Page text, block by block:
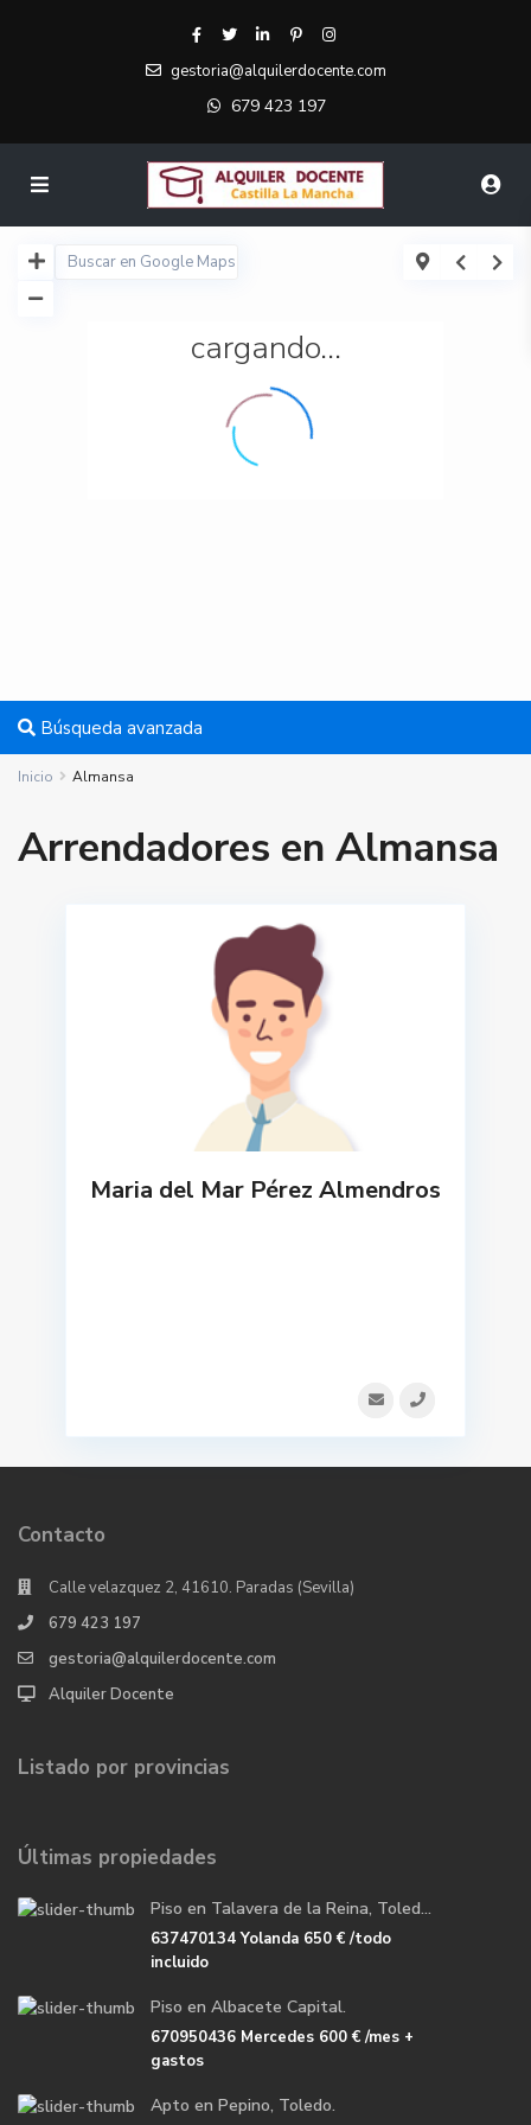
gestoria@alquilerdocente.com
679 423 197
cargando...
Búsqueda avanzada
Inicio Almansa
Arrendadores en Almansa
Maria del Mar Pérez Almendros
Contacto
Calle velazquez 2, 41610. Paradas (Sevilla)
679 423 197
gestoria@alquilerdocente.com
Alquiler Docente
Listado por provincias
Últimas propiedades
Piso en Talavera de la Reina, Toled...
637470134 Yolanda 650 €/todo
incluido
Piso en Albacete Capital.
670950436 Mercedes 600 €/mes +
gastos
Apto en Pepino, Toledo.